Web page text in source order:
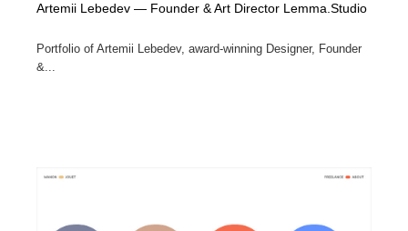
Artemii Lebedev — Founder & Art Director Lemma.Studio
Portfolio of Artemii Lebedev, award-winning Designer, Founder
&...